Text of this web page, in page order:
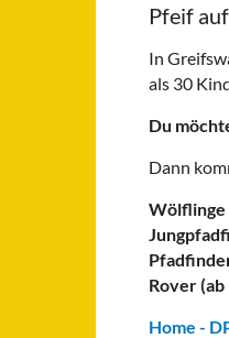
Pfeif
In
als 30
Du
Dann
Wölflinge
Rover (ab
Home -